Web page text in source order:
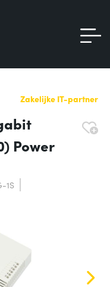
Zakelijke IT-partner
Power
1S